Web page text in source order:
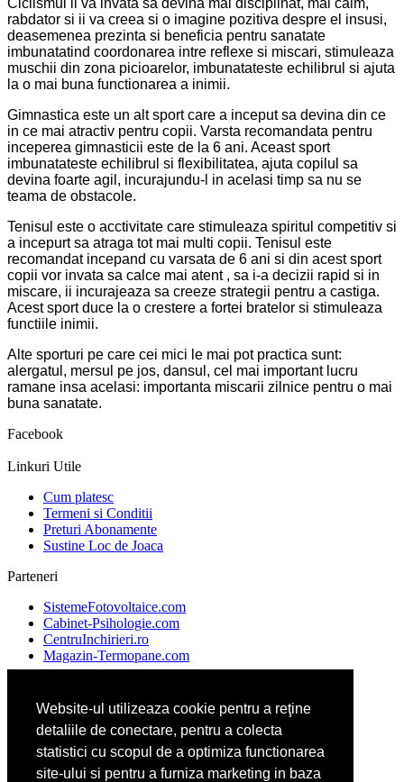
Website-ul utilizeaza cookie pentru a reţine
detaliile de conectare, pentru a colecta
statistici cu scopul de a optimiza functionarea
site-ului si pentru a furniza marketing in baza
rabdator si ii va creea si o imagine pozitiva despre el insusi,
deasemenea prezinta si beneficia pentru sanatate
imbunatatind coordonarea intre reflexe si miscari, stimuleaza
muschii din zona picioarelor, imbunatateste echilibrul si ajuta
la o mai buna functionarea a inimii.
Gimnastica este un alt sport care a inceput sa devina din ce
in ce mai atractiv pentru copii. Varsta recomandata pentru
inceperea gimnasticii este de la 6 ani. Aceast sport
imbunatateste echilibrul si flexibilitatea, ajuta copilul sa
devina foarte agil, incurajundu-l in acelasi timp sa nu se
teama de obstacole.
Tenisul este o acctivitate care stimuleaza spiritul competitiv si
a incepurt sa atraga tot mai multi copii. Tenisul este
recomandat incepand cu varsata de 6 ani si din acest sport
copii vor invata sa calce mai atent , sa i-a decizii rapid si in
miscare, ii incurajeaza sa creeze strategii pentru a castiga.
Acest sport duce la o crestere a fortei bratelor si stimuleaza
functiile inimii.
Alte sporturi pe care cei mici le mai pot practica sunt:
alergatul, mersul pe jos, dansul, cel mai important lucru
ramane insa acelasi: importanta miscarii zilnice pentru o mai
buna sanatate.
Facebook
Linkuri Utile
Cum platesc
Termeni si Conditii
Preturi Abonamente
Sustine Loc de Joaca
Parteneri
SistemeFotovoltaice.com
Cabinet-Psihologie.com
CentruInchirieri.ro
Magazin-Termopane.com
CentraleBoilere.ro
CramaVinuri.ro
DresajCaine.ro
Medic-Bun.com